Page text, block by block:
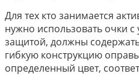
Для тех кто занимается
нужно использовать очки с
защитой, должны
гибкую конструкцию
определенный цвет,